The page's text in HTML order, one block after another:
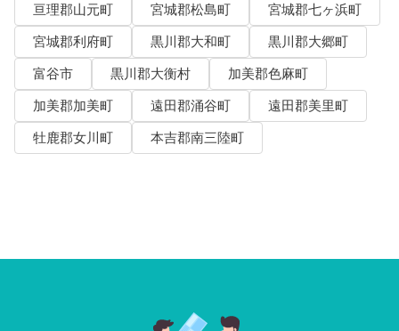
亘理郡山元町
宮城郡松島町
宮城郡七ヶ浜町
宮城郡利府町
黒川郡大和町
黒川郡大郷町
富谷市
黒川郡大衡村
加美郡色麻町
加美郡加美町
遠田郡涌谷町
遠田郡美里町
牡鹿郡女川町
本吉郡南三陸町